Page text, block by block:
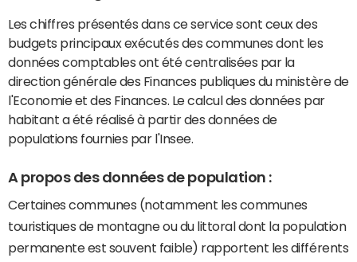
Les chiffres présentés dans ce service sont ceux des
budgets principaux exécutés des communes dont les
données comptables ont été centralisées par la
direction générale des Finances publiques du ministère de
l'Economie et des Finances. Le calcul des données par
habitant a été réalisé à partir des données de
populations fournies par l'Insee.
A propos des données de population :
Certaines communes (notamment les communes
touristiques de montagne ou du littoral dont la population
permanente est souvent faible) rapportent les différents